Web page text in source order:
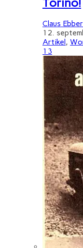
Claus
12.
Artikel ,
13